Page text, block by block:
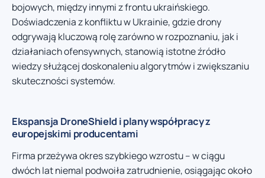
bojowych, między innymi z frontu ukraińskiego.
Doświadczenia z konfliktu w Ukrainie, gdzie drony
odgrywają kluczową rolę zarówno w rozpoznaniu, jak i
działaniach ofensywnych, stanowią istotne źródło
wiedzy służącej doskonaleniu algorytmów i zwiększaniu
skuteczności systemów.
Ekspansja DroneShield i plany współpracy z
europejskimi producentami
Firma przeżywa okres szybkiego wzrostu – w ciągu
dwóch lat niemal podwoiła zatrudnienie, osiągając około